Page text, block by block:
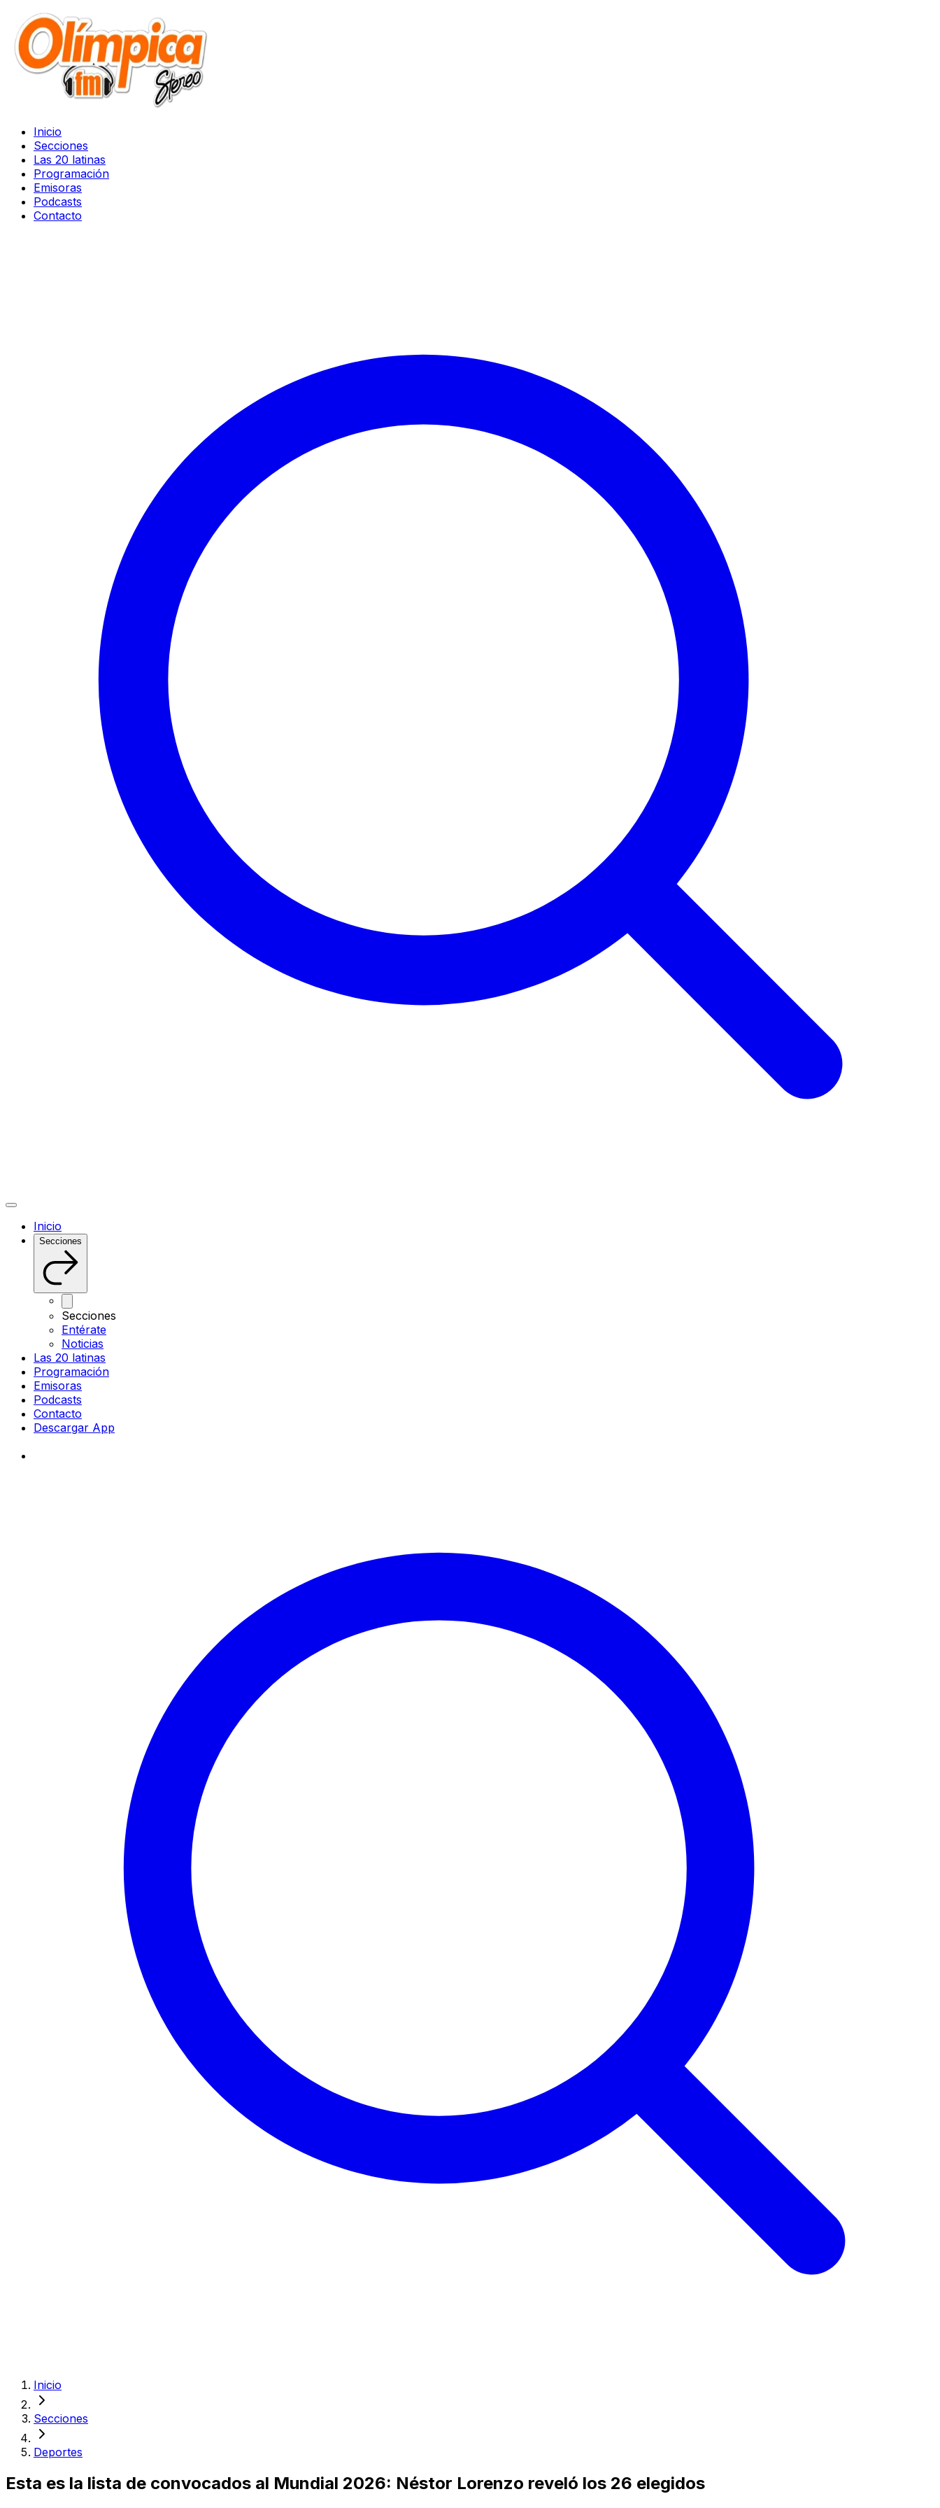
Inicio
Secciones
Las 20 latinas
Programación
Emisoras
Podcasts
Contacto
Inicio
Secciones
Secciones
Entérate
Noticias
Las 20 latinas
Programación
Emisoras
Podcasts
Contacto
Descargar App
Inicio
Secciones
Deportes
Esta es la lista de convocados al Mundial 2026: Néstor Lorenzo reveló los 26 elegidos